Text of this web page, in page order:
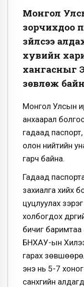
Монгол
зорчихдоо
зүйлсээ
хувийн
хангасныг
зөвлөж
Монгол Улсын
анхаарал
гадаад
олон нийтийн
гарч байна.
Гадаад
захиалга хийх
цуцлуулах зэрэг
холбогдох
бичиг баримтаа
БНХАУ-ын
гарах
энэ нь 5-7
санхүүгийн